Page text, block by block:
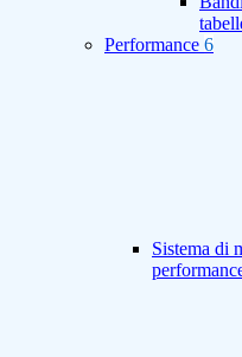
Performance 6
Sistema di